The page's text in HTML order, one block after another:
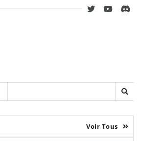
twitteryoutube
Voir Tous